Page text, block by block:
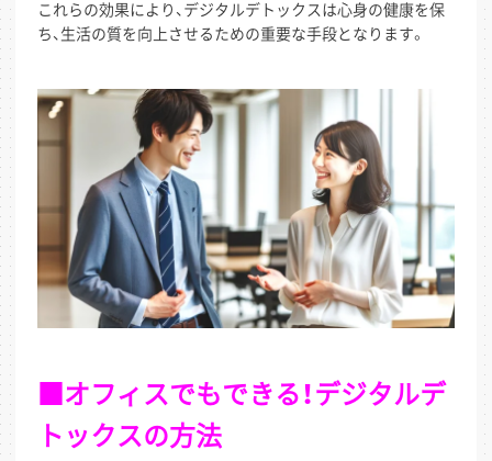
これらの効果により、デジタルデトックスは心身の健康を保
ち、生活の質を向上させるための重要な手段となります。
■オフィスでもできる！デジタルデ
トックスの方法